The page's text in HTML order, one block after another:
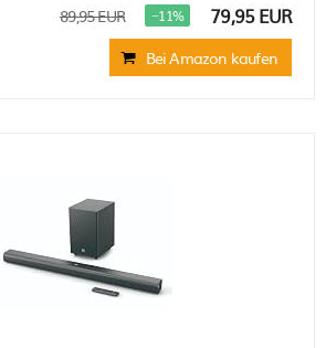
89,95 EUR −11% 79,95 EUR
Bei Amazon kaufen